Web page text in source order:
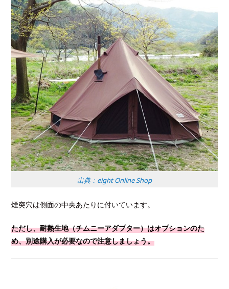
出典：eight Online Shop
煙突穴は側面の中央あたりに付いています。
ただし、耐熱生地（チムニーアダプター）はオプションのた
め、別途購入が必要なので注意しましょう。